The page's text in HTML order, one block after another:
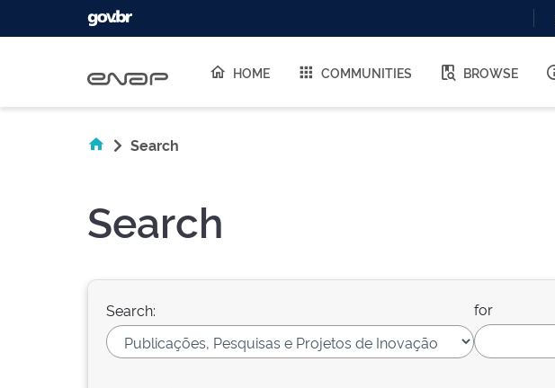
HOME COMMUNITIES BROWSE
Search
Search
Search: for